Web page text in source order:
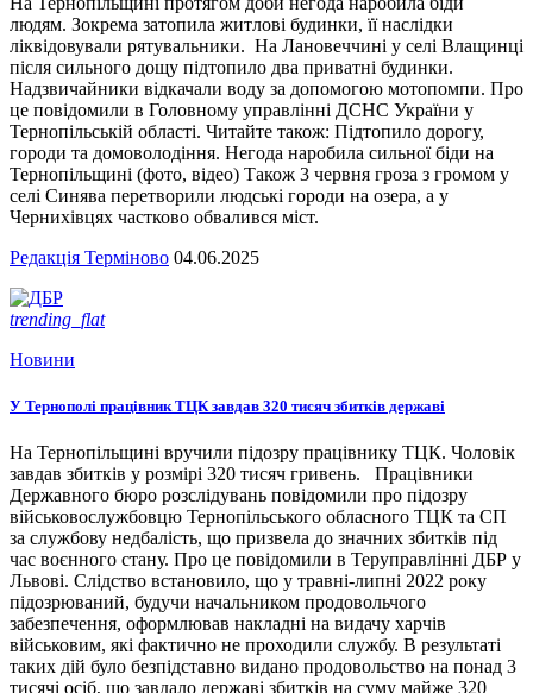
людям. Зокрема затопила житлові будинки, її наслідки
ліквідовували рятувальники. На Лановеччині у селі Влащинці
після сильного дощу підтопило два приватні будинки.
Надзвичайники відкачали воду за допомогою мотопомпи. Про
це повідомили в Головному управлінні ДСНС України у
Тернопільській області. Читайте також: Підтопило дорогу,
городи та домоволодіння. Негода наробила сильної біди на
Тернопільщині (фото, відео) Також 3 червня гроза з громом у
селі Синява перетворили людські городи на озера, а у
Чернихівцях частково обвалився міст.
Редакція Терміново 04.06.2025
trending_flat
Новини
У Тернополі працівник ТЦК завдав 320 тисяч збитків державі
На Тернопільщині вручили підозру працівнику ТЦК. Чоловік
завдав збитків у розмірі 320 тисяч гривень. Працівники
Державного бюро розслідувань повідомили про підозру
військовослужбовцю Тернопільського обласного ТЦК та СП
за службову недбалість, що призвела до значних збитків під
час воєнного стану. Про це повідомили в Теруправлінні ДБР у
Львові. Слідство встановило, що у травні-липні 2022 року
підозрюваний, будучи начальником продовольчого
забезпечення, оформлював накладні на видачу харчів
військовим, які фактично не проходили службу. В результаті
таких дій було безпідставно видано продовольство на понад 3
тисячі осіб, що завдало державі збитків на суму майже 320